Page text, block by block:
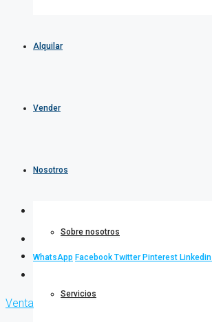
Alquilar
Vender
Nosotros
Sobre nosotros
Servicios
WhatsApp Facebook Twitter Pinterest Linkedin
Venta